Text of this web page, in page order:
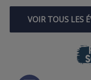
VOIR TOUS LES